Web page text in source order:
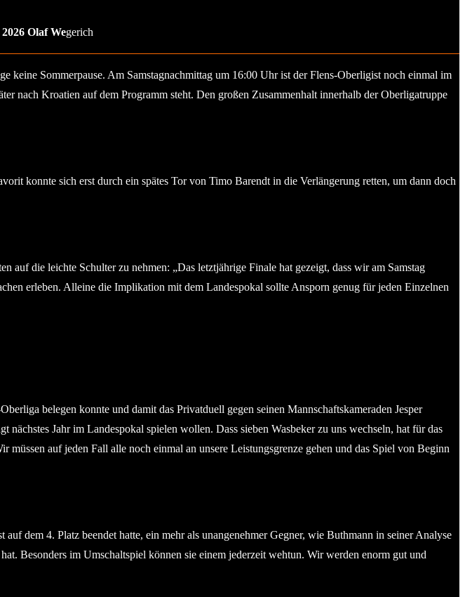
Olaf Wegerich
keine Sommerpause. Am Samstagnachmittag um 16:00 Uhr ist der Flens-Oberligist noch einmal im
nach Kroatien auf dem Programm steht. Den großen Zusammenhalt innerhalb der Oberligatruppe
konnte sich erst durch ein spätes Tor von Timo Barendt in die Verlängerung retten, um dann doch
die leichte Schulter zu nehmen: „Das letztjährige Finale hat gezeigt, dass wir am Samstag
erleben. Alleine die Implikation mit dem Landespokal sollte Ansporn genug für jeden Einzelnen
belegen konnte und damit das Privatduell gegen seinen Mannschaftskameraden Jesper
Jahr im Landespokal spielen wollen. Dass sieben Wasbeker zu uns wechseln, hat für das
auf jeden Fall alle noch einmal an unsere Leistungsgrenze gehen und das Spiel von Beginn
dem 4. Platz beendet hatte, ein mehr als unangenehmer Gegner, wie Buthmann in seiner Analyse
Besonders im Umschaltspiel können sie einem jederzeit wehtun. Wir werden enorm gut und